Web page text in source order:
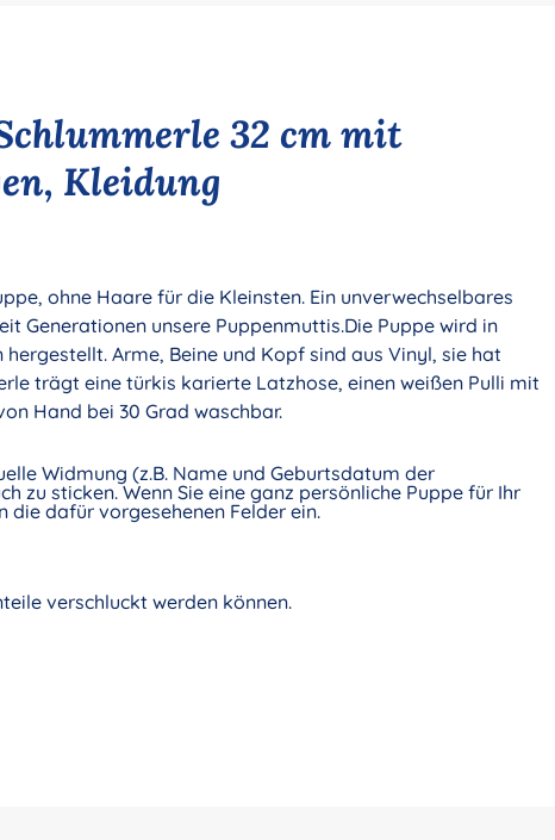
32 cm mit
Kleidung
ohne Haare für die Kleinsten. Ein unverwechselbares
Generationen unsere Puppenmuttis.Die Puppe wird in
Arme, Beine und Kopf sind aus Vinyl, sie hat
trägt eine türkis karierte Latzhose, einen weißen Pulli mit
Hand bei 30 Grad waschbar.
Widmung (z.B. Name und Geburtsdatum der
zu sticken. Wenn Sie eine ganz persönliche Puppe für Ihr
die dafür vorgesehenen Felder ein.
verschluckt werden können.